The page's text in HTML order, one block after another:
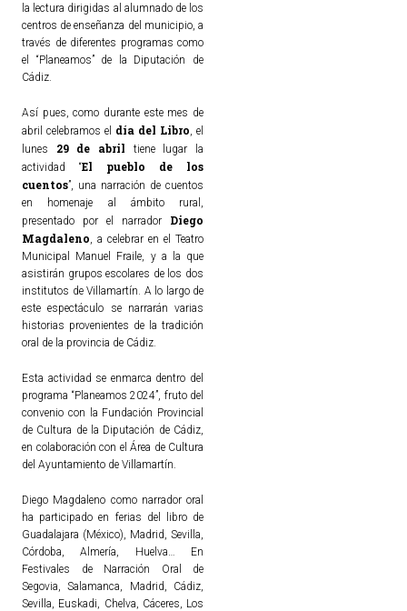
la lectura dirigidas al alumnado de los
centros de enseñanza del municipio, a
través de diferentes programas como
el “Planeamos” de la Diputación de
Cádiz.
Así pues, como durante este mes de
abril celebramos el día del Libro , el
lunes 29 de abril tiene lugar la
actividad “El pueblo de los
cuentos”, una narración de cuentos
en homenaje al ámbito rural,
presentado por el narrador Diego
Magdaleno , a celebrar en el Teatro
Municipal Manuel Fraile, y a la que
asistirán grupos escolares de los dos
institutos de Villamartín. A lo largo de
este espectáculo se narrarán varias
historias provenientes de la tradición
oral de la provincia de Cádiz.
Esta actividad se enmarca dentro del
programa “Planeamos 2024”, fruto del
convenio con la Fundación Provincial
de Cultura de la Diputación de Cádiz,
en colaboración con el Área de Cultura
del Ayuntamiento de Villamartín.
Diego Magdaleno como narrador oral
ha participado en ferias del libro de
Guadalajara (México), Madrid, Sevilla,
Córdoba, Almería, Huelva… En
Festivales de Narración Oral de
Segovia, Salamanca, Madrid, Cádiz,
Sevilla, Euskadi, Chelva, Cáceres, Los